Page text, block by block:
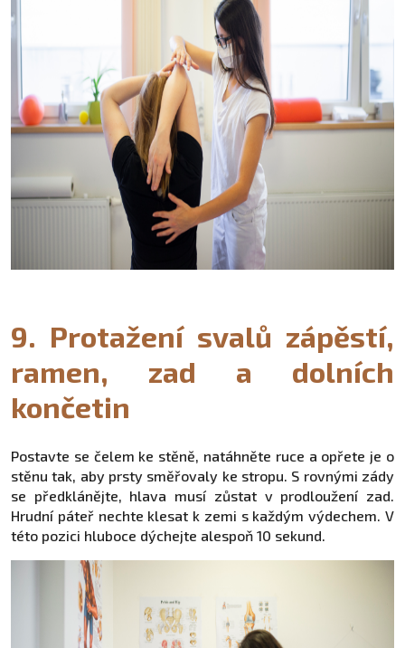
9. Protažení svalů zápěstí,
ramen, zad a dolních
končetin
Postavte se čelem ke stěně, natáhněte ruce a opřete je o
stěnu tak, aby prsty směřovaly ke stropu. S rovnými zády
se předklánějte, hlava musí zůstat v prodloužení zad.
Hrudní páteř nechte klesat k zemi s každým výdechem. V
této pozici hluboce dýchejte alespoň 10 sekund.